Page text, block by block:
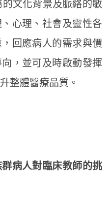
文化背景及脈絡的敏
心理、社會及靈性各
回應病人的需求與價
，並可及時啟動發揮
整體醫療品質。
病人對臨床教師的挑